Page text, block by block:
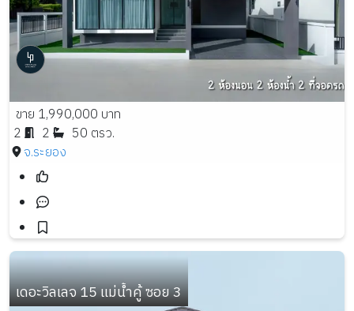
ขาย 1,990,000 บาท
2
2
50 ตรว.
จ.ระยอง
เดอะวิลเลจ 15 แม่น้ำคู้ ซอย 3